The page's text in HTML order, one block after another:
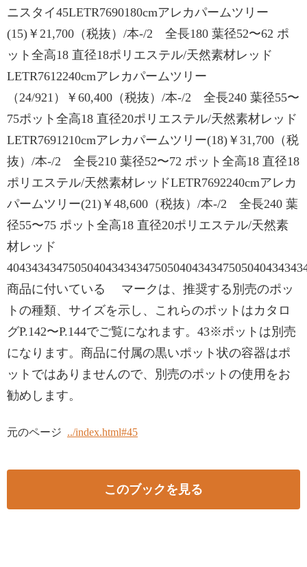
ニスタイ45LETR7690180cmアレカパームツリー
(15)￥21,700（税抜）/本-/2 全長180 葉径52〜62 ポ
ット全高18 直径18ポリエステル/天然素材レッド
LETR7612240cmアレカパームツリー
（24/921）￥60,400（税抜）/本-/2 全長240 葉径55〜
75ポット全高18 直径20ポリエステル/天然素材レッド
LETR7691210cmアレカパームツリー(18)￥31,700（税
抜）/本-/2 全長210 葉径52〜72 ポット全高18 直径18
ポリエステル/天然素材レッドLETR7692240cmアレカ
パームツリー(21)￥48,600（税抜）/本-/2 全長240 葉
径55〜75 ポット全高18 直径20ポリエステル/天然素
材レッド
商品に付いている マークは、推奨する別売のポッ
トの種類、サイズを示し、これらのポットはカタロ
グP.142〜P.144でご覧になれます。43※ポットは別売
になります。商品に付属の黒いポット状の容器はポ
ットではありませんので、別売のポットの使用をお
勧めします。
元のページ ../index.html#45
このブックを見る